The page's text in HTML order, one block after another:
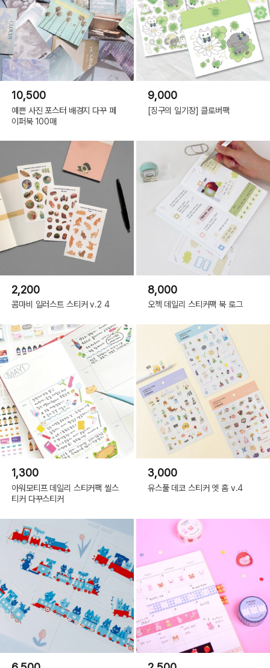
10,500
예쁜 사진 포스터 배경지 다꾸 페
이퍼북 100매
9,000
[징구의 일기장] 클로버팩
2,200
콤마비 일러스트 스티커 v.2 4
8,000
오첵 데일리 스티커팩 북 로그
1,300
아워모티프 데일리 스티커팩 씰스
티커 다꾸스티커
3,000
유스풀 데코 스티커 엣 홈 v.4